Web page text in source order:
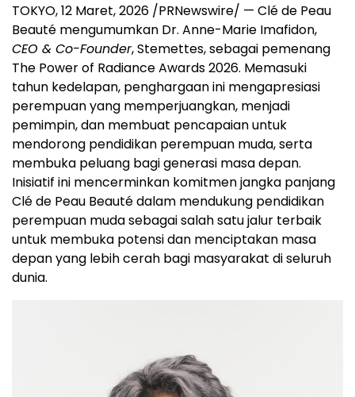
TOKYO, 12 Maret, 2026 /PRNewswire/ — Clé de Peau
Beauté mengumumkan Dr. Anne-Marie Imafidon,
CEO & Co-Founder, Stemettes, sebagai pemenang
The Power of Radiance Awards 2026. Memasuki
tahun kedelapan, penghargaan ini mengapresiasi
perempuan yang memperjuangkan, menjadi
pemimpin, dan membuat pencapaian untuk
mendorong pendidikan perempuan muda, serta
membuka peluang bagi generasi masa depan.
Inisiatif ini mencerminkan komitmen jangka panjang
Clé de Peau Beauté dalam mendukung pendidikan
perempuan muda sebagai salah satu jalur terbaik
untuk membuka potensi dan menciptakan masa
depan yang lebih cerah bagi masyarakat di seluruh
dunia.